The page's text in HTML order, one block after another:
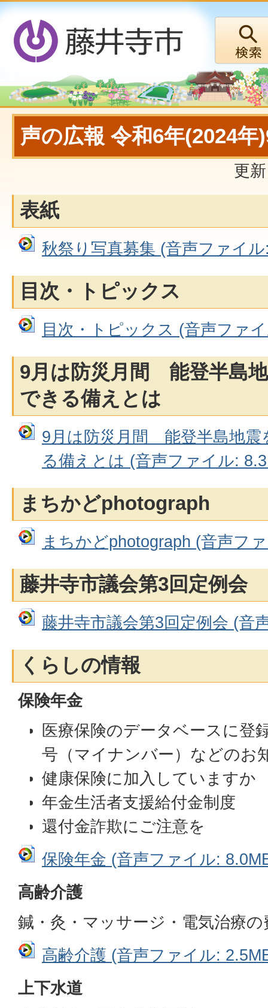
声の広報 令和6年(2024年
更
表紙
秋祭り写真募集 (音声ファイ
目次・トピックス
目次・トピックス (音声ファ
9月は防災月間 能登半島
できる備えとは
9月は防災月間 能登半島地震
る備えとは (音声ファイル:
まちかどphotograph
まちかどphotograph (音声フ
藤井寺市議会第3回定例会
藤井寺市議会第3回定例会 (音
くらしの情報
保険年金
医療保険のデータベースに登
号（マイナンバー）などのお
健康保険に加入していますか
年金生活者支援給付金制度
還付金詐欺にご注意を
保険年金 (音声ファイル:
高齢介護
鍼・灸・マッサージ・電気治療
高齢介護 (音声ファイル:
上下水道